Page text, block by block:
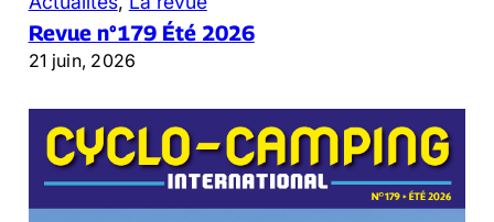
Revue n°179 Été 2026
21 juin, 2026